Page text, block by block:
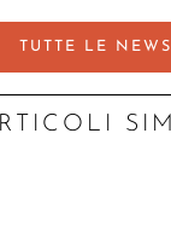
TUTTE LE NEWS
ARTICOLI